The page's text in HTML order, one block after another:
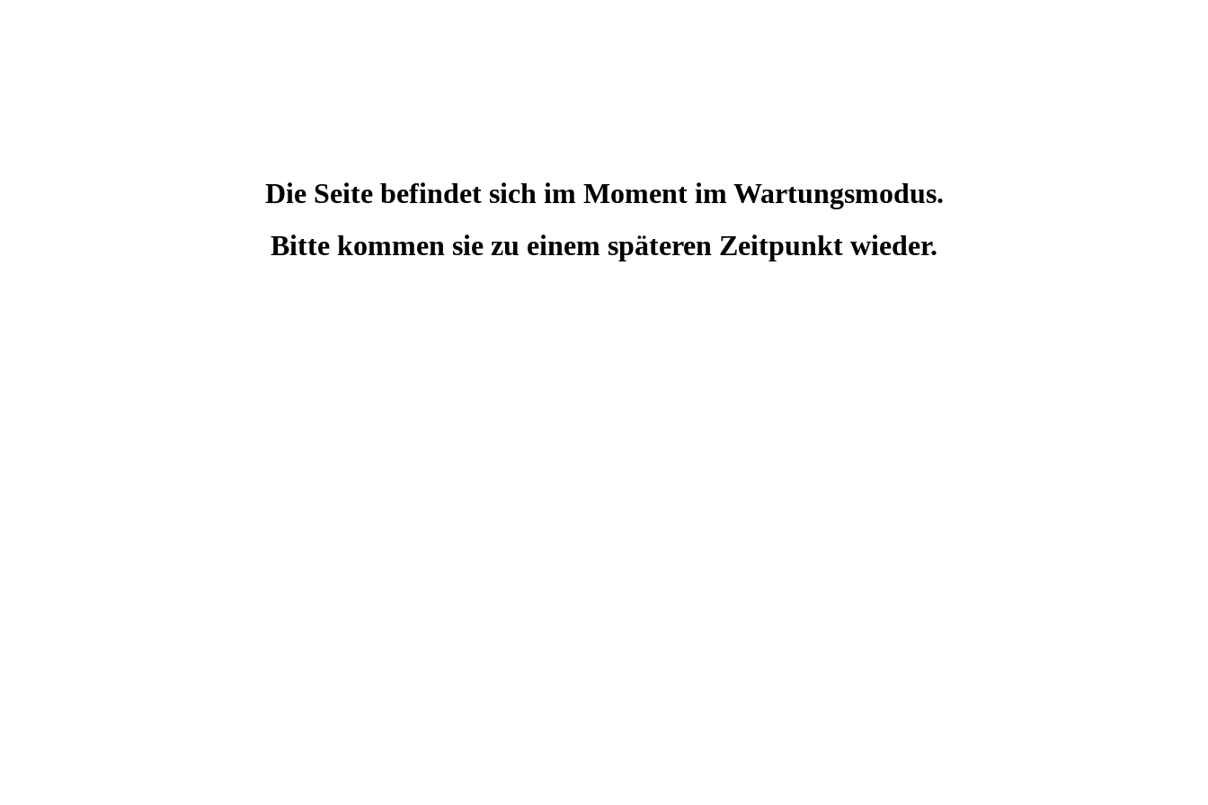
Die Seite befindet sich im Moment im Wartungsmodus.
Bitte kommen sie zu einem späteren Zeitpunkt wieder.